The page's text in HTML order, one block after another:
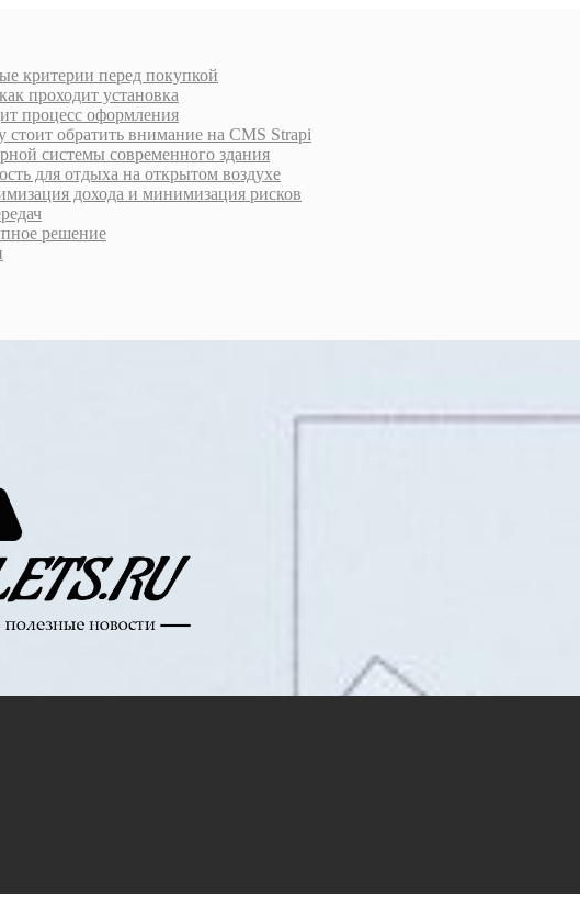
критерии перед покупкой
проходит установка
процесс оформления
обратить внимание на CMS Strapi
системы современного здания
для отдыха на открытом воздухе
дохода и минимизация рисков
решение